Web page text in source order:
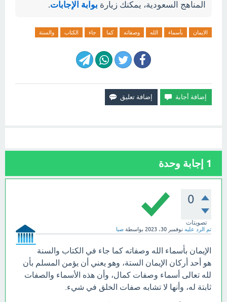
المناهج السعودية، يمكنك زيارة بوابة الإجابات.
الايمان بأسماء الله وصفاته كما جاء الكتاب والسنة
1 إجابة وحدة
0
تصويتات
تم الرد عليه نوفمبر 30، 2023 بواسطة صبا
الإيمان بأسماء الله وصفاته كما جاء في الكتاب والسنة
هو أحد أركان الإيمان الستة، وهو يعني أن يؤمن المسلم بأن
لله تعالى أسماء وصفات كمال، وأن هذه الأسماء والصفات
ثابتة له، وأنها لا تشابه صفات الخلق في شيء.